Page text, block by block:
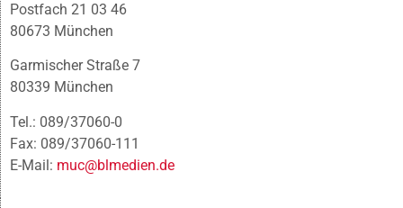
Postfach 21 03 46
80673 München
Garmischer Straße 7
80339 München
Tel.: 089/37060-0
Fax: 089/37060-111
E-Mail: muc@blmedien.de